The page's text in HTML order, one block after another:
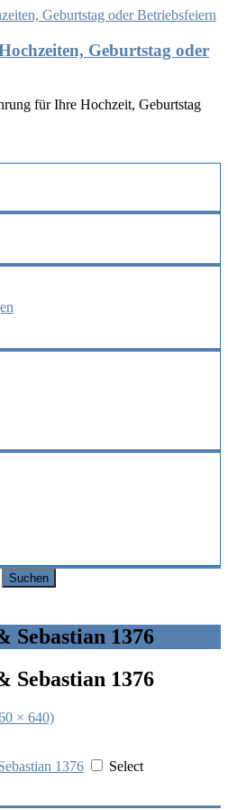
Geburtstag oder
für Ihre Hochzeit, Geburtstag
Suchen
Sebastian 1376
Sebastian 1376
× 640)
Select